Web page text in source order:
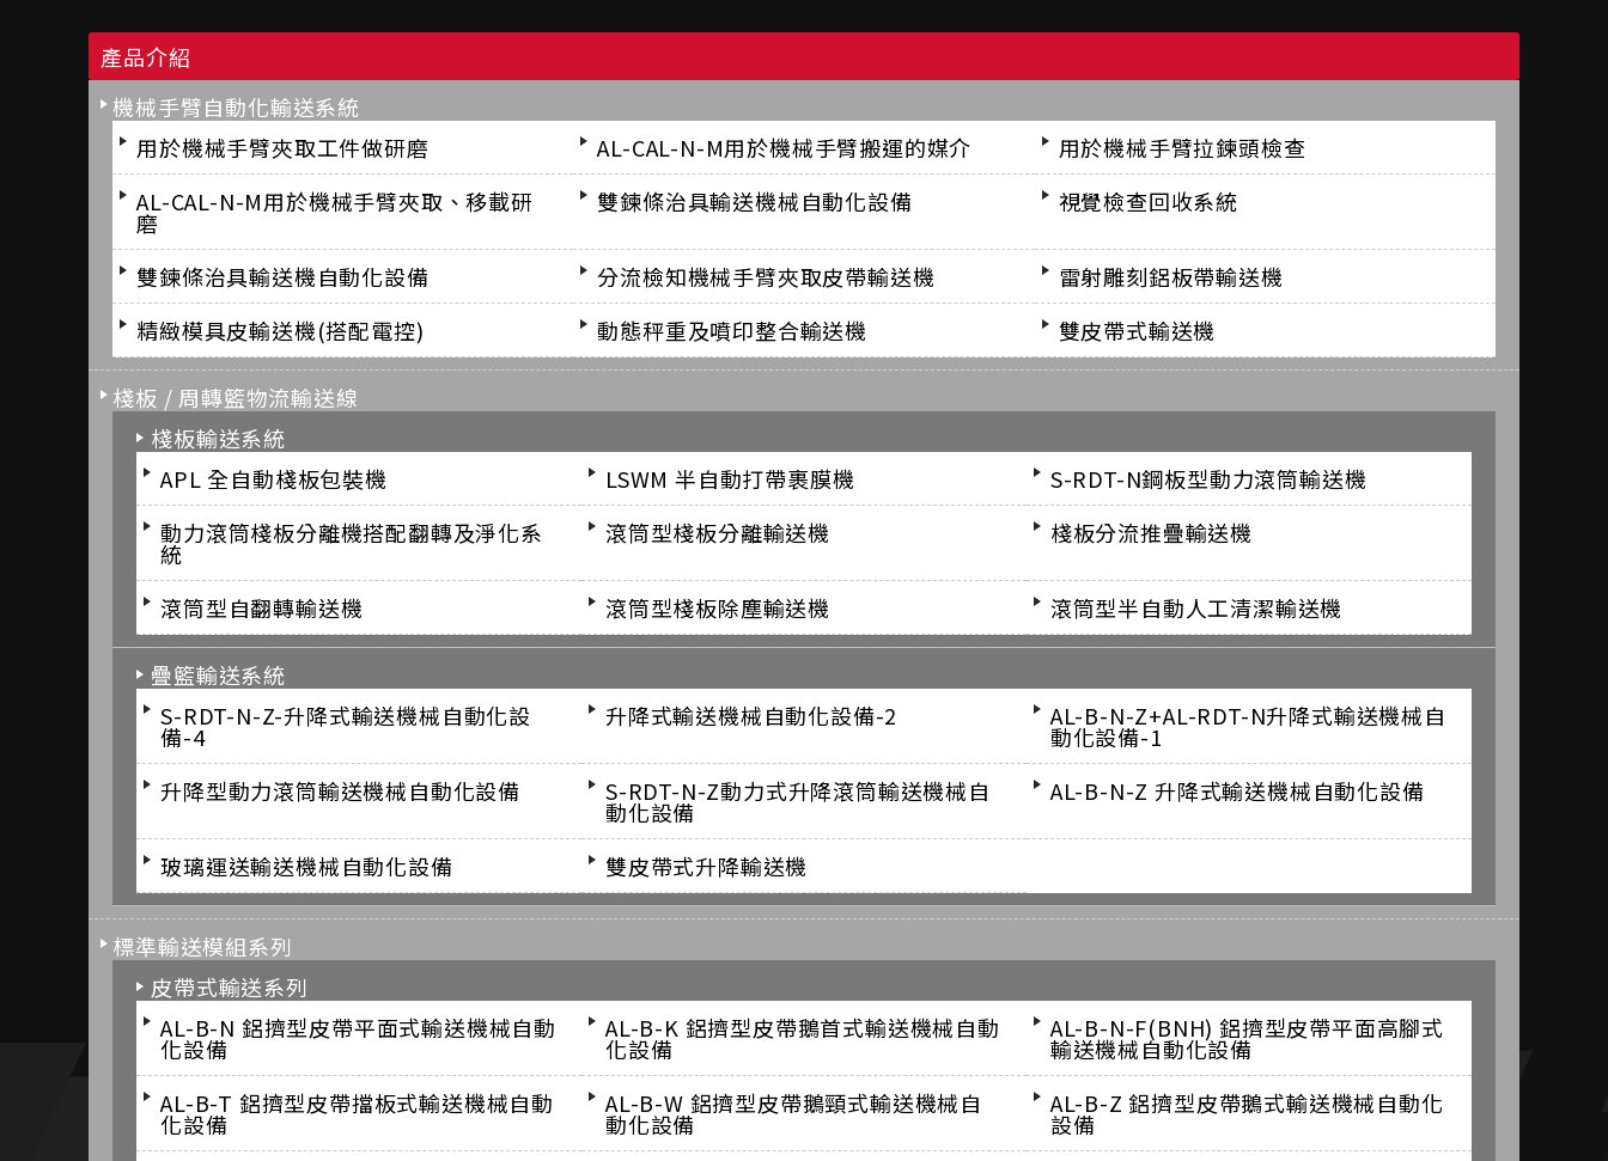
產品介紹
機械手臂自動化輸送系統
用於機械手臂夾取工件做研磨
AL-CAL-N-M用於機械手臂搬運的媒介
用於機械手臂拉鍊頭檢查
AL-CAL-N-M用於機械手臂夾取、移載研
磨
雙鍊條治具輸送機械自動化設備 視覺檢查回收系統
雙鍊條治具輸送機自動化設備 分流檢知機械手臂夾取皮帶輸送機
雷射雕刻鋁板帶輸送機
精緻模具皮輸送機(搭配電控)
動態秤重及噴印整合輸送機 雙皮帶式輸送機
棧板 / 周轉籃物流輸送線
棧板輸送系統
APL 全自動棧板包裝機
LSWM 半自動打帶裹膜機
S-RDT-N鋼板型動力滾筒輸送機
動力滾筒棧板分離機搭配翻轉及淨化系
統
滾筒型棧板分離輸送機 棧板分流推疊輸送機
滾筒型自翻轉輸送機 滾筒型棧板除塵輸送機 滾筒型半自動人工清潔輸送機
疊籃輸送系統
S-RDT-N-Z-升降式輸送機械自動化設
備-4
升降式輸送機械自動化設備-2 AL-B-N-Z+AL-RDT-N升降式輸送機械自
動化設備-1
升降型動力滾筒輸送機械自動化設備
S-RDT-N-Z動力式升降滾筒輸送機械自
動化設備
AL-B-N-Z 升降式輸送機械自動化設備
玻璃運送輸送機械自動化設備 雙皮帶式升降輸送機
標準輸送模組系列
皮帶式輸送系列
AL-B-N 鋁擠型皮帶平面式輸送機械自動
化設備
AL-B-K 鋁擠型皮帶鵝首式輸送機械自動
化設備
AL-B-N-F(BNH) 鋁擠型皮帶平面高腳式
輸送機械自動化設備
AL-B-T 鋁擠型皮帶擋板式輸送機械自動
化設備
AL-B-W 鋁擠型皮帶鵝頸式輸送機械自
動化設備
AL-B-Z 鋁擠型皮帶鵝式輸送機械自動化
設備